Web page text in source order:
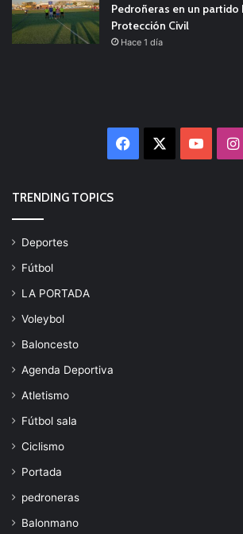
Pedroñeras en un
Protección Civil
Hace 1 día
Facebook
TRENDING TOPICS
Deportes
Fútbol
LA PORTADA
Voleybol
Baloncesto
Agenda Deportiva
Atletismo
Fútbol sala
Ciclismo
Portada
pedroneras
Balonmano